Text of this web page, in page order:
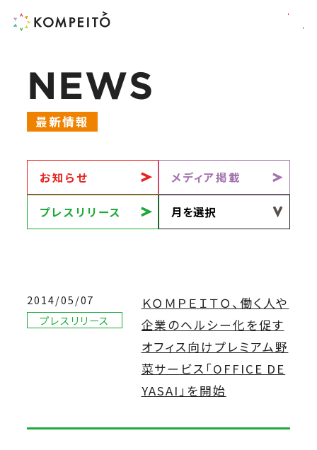
NEWS
最新情報
お知らせ メディア掲載
プレスリリース
2014/05/07
プレスリリース
ＫＯＭＰＥＩＴＯ、働く人や
企業のヘルシー化を促す
オフィス向けプレミアム野
菜サービス「OFFICE DE
YASAI」を開始